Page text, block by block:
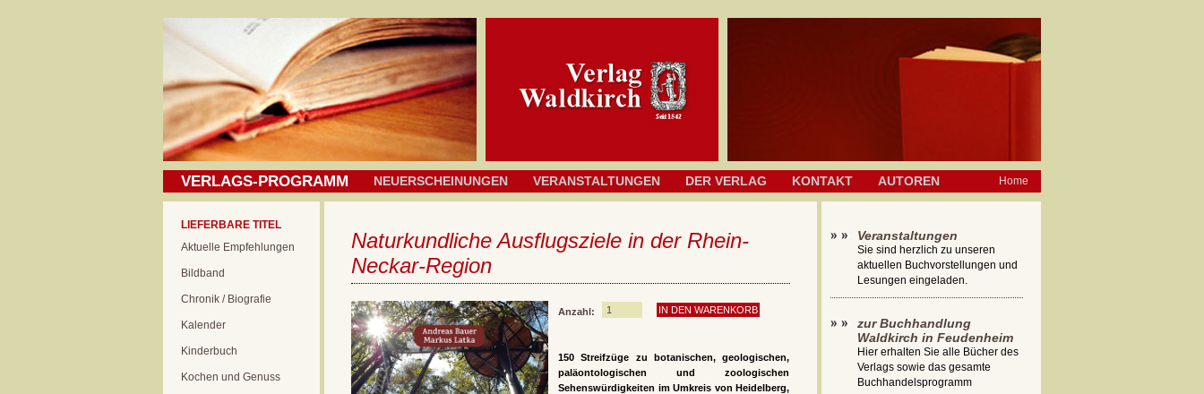
VERLAGS-PROGRAMM NEUERSCHEINUNGEN VERANSTALTUNGEN DER VERLAG KONTAKT AUTOREN Home
LIEFERBARE TITEL
Aktuelle Empfehlungen
Bildband
Chronik / Biografie
Kalender
Kinderbuch
Kochen und Genuss
Naturkundliche Ausflugsziele in der Rhein-
Neckar-Region
Anzahl:
150 Streifzüge zu botanischen, geologischen,
paläontologischen und zoologischen
Sehenswürdigkeiten im Umkreis von Heidelberg,
Veranstaltungen
Sie sind herzlich zu unseren
aktuellen Buchvorstellungen und
Lesungen eingeladen.
zur Buchhandlung
Waldkirch in Feudenheim
Hier erhalten Sie alle Bücher des
Verlags sowie das gesamte
Buchhandelsprogramm